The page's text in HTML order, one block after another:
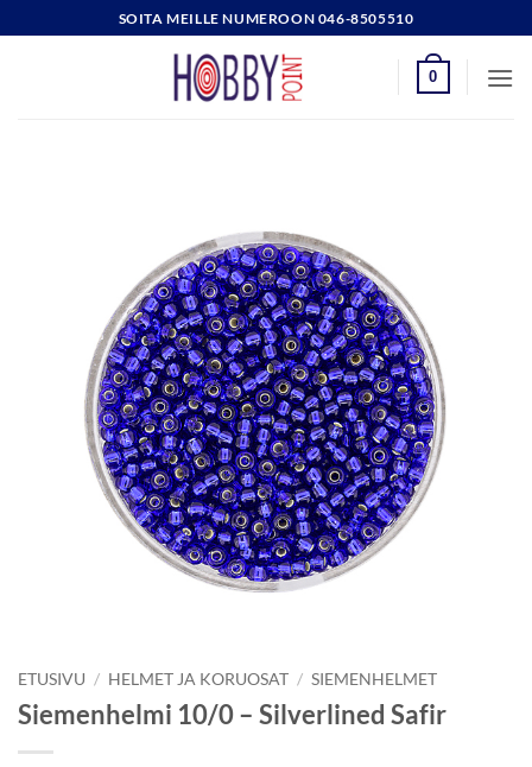
to
SOITA MEILLE NUMEROON 046-8505510
0
ETUSIVU / HELMET JA KORUOSAT / SIEMENHELMET
Siemenhelmi 10/0 – Silverlined Safir